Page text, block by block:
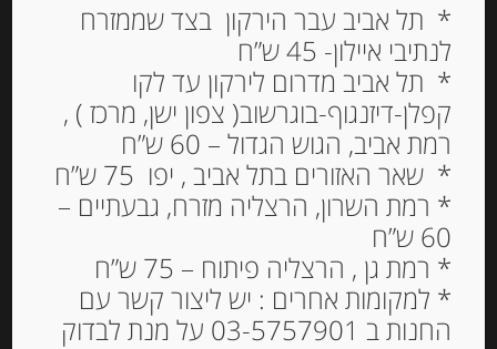
גבינה חצי קשה “רקלט”
שוויצרית עם כמהין פרוסה
26.4% שומן 200 גרם
* תל אביב עבר הירקון בצד שממזרח
לנתיבי איילון- 45 ש”ח
* תל אביב מדרום לירקון עד לקו
קפלן-דיזנגוף-בוגרשוב( צפון ישן, מרכז ) ,
רמת אביב, הגוש הגדול – 60 ש”ח
* שאר האזורים בתל אביב , יפו 75 ש”ח
* רמת השרון, הרצליה מזרח, גבעתיים –
60 ש”ח
* רמת גן , הרצליה פיתוח – 75 ש”ח
* למקומות אחרים : יש ליצור קשר עם
החנות ב 03-5757901 על מנת לבדוק